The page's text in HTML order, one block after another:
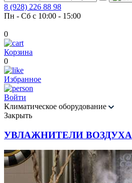
8 (928) 226 88 98
Пн - Сб с 10:00 - 15:00
0
Корзина
0
Избранное
Войти
Климатическое оборудование
Закрыть
УВЛАЖНИТЕЛИ ВОЗДУХА